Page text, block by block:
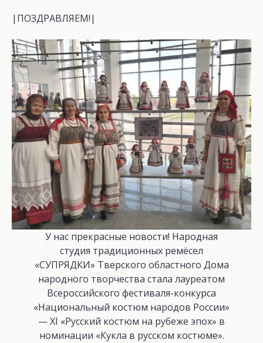
|ПОЗДРАВЛЯЕМ!|
У нас прекрасные новости! Народная
студия традиционных ремёсел
«СУПРЯДКИ» Тверского областного Дома
народного творчества стала лауреатом
Всероссийского фестиваля-конкурса
«Национальный костюм народов России»
— ХI «Русский костюм на рубеже эпох» в
номинации «Кукла в русском костюме».